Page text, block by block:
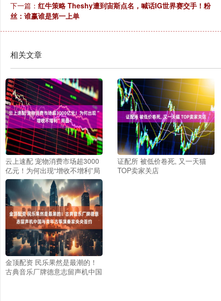
下一篇： 红牛策略 Theshy遭到宙斯点名，喊话IG世界赛交手！粉
丝：谁赢谁是第一上单
相关文章
云上速配 宠物消费市场超3000
亿元！为何出现“增收不增利”局
面？
证配所 被低价卷死, 又一天猫
TOP卖家关店
金顶配资 民乐果然是最潮的！
古典音乐厂牌德意志留声机中国